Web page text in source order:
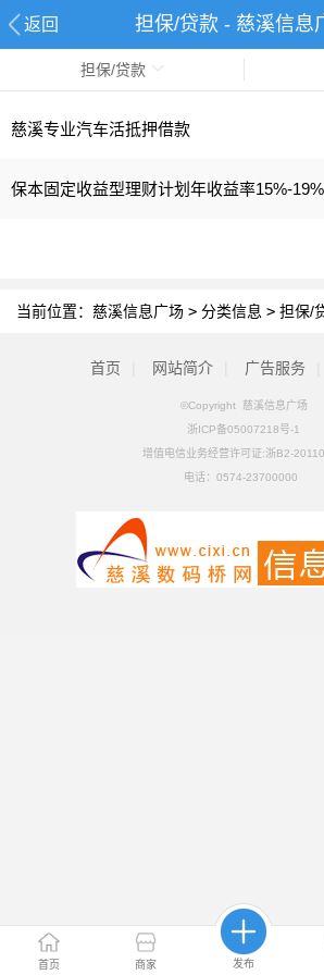
返回 担保/贷款 - 慈溪信息
首页 商家 发布
担保/贷款
慈溪专业汽车活抵押借款
保本固定收益型理财计划年收益率15%-19%
当前位置： 慈溪信息广场 > 分类信息 > 担保/
首页 网站简介 广告服务
©Copyright 慈溪信息广场
浙ICP备05007218号-1
增值电信业务经营许可证:浙B2-
电话： 0574-23700000